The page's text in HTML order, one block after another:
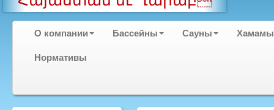
О компании Бассейны Сауны Хамамы
Нормативы